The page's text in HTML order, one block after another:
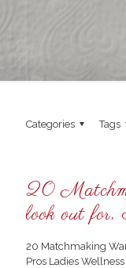
Categories Tags
20
look out
20 Matchmaking
Pros Ladies